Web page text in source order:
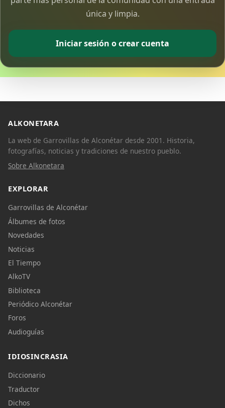
única y limpia.
Iniciar sesión o crear cuenta
ALKONETARA
La web de Garrovillas de Alconétar desde 2001. Historia,
fotografías, noticias y tradiciones de nuestro pueblo.
Sobre Alkonetara
EXPLORAR
Garrovillas de Alconétar
Álbumes de fotos
Novedades
Noticias
El Tiempo
AlkoTV
Biblioteca
Periódico Alconétar
Foros
Audioguías
IDIOSINCRASIA
Diccionario
Traductor
Dichos